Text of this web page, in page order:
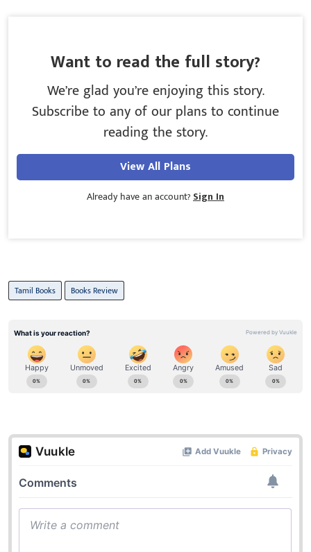
Want to read the full story?
We’re glad you’re enjoying this story.
Subscribe to any of our plans to continue
reading the story.
View All Plans
Already have an account? Sign In
Tamil Books Books Review